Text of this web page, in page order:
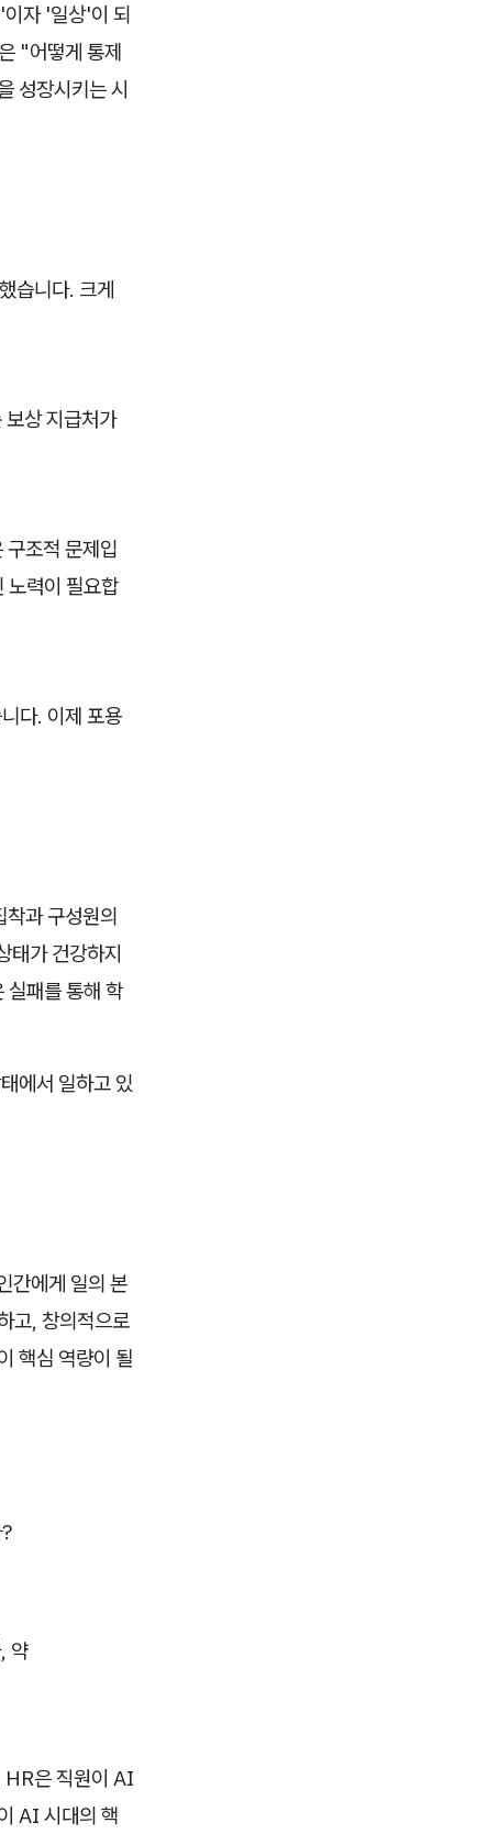
자 '일상'이 되
"어떻게 통제
성장시키는 시
습니다. 크게
상 지급처가
조적 문제입
노력이 필요합
다. 이제 포용
과 구성원의
태가 건강하지
실패를 통해 학
에서 일하고 있
간에게 일의 본
고, 창의적으로
핵심 역량이 될
약
HR은 직원이 AI
AI 시대의 핵